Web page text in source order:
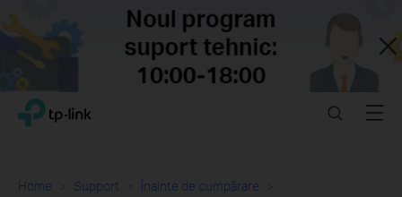
Close
Click
navigation
TP-Link, Reliably Smart SearchMenu
Home Support
Înainte de cumpărare